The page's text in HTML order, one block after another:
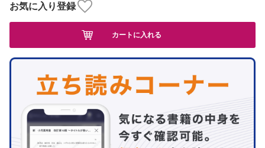
お気に入り登録
カートに入れる